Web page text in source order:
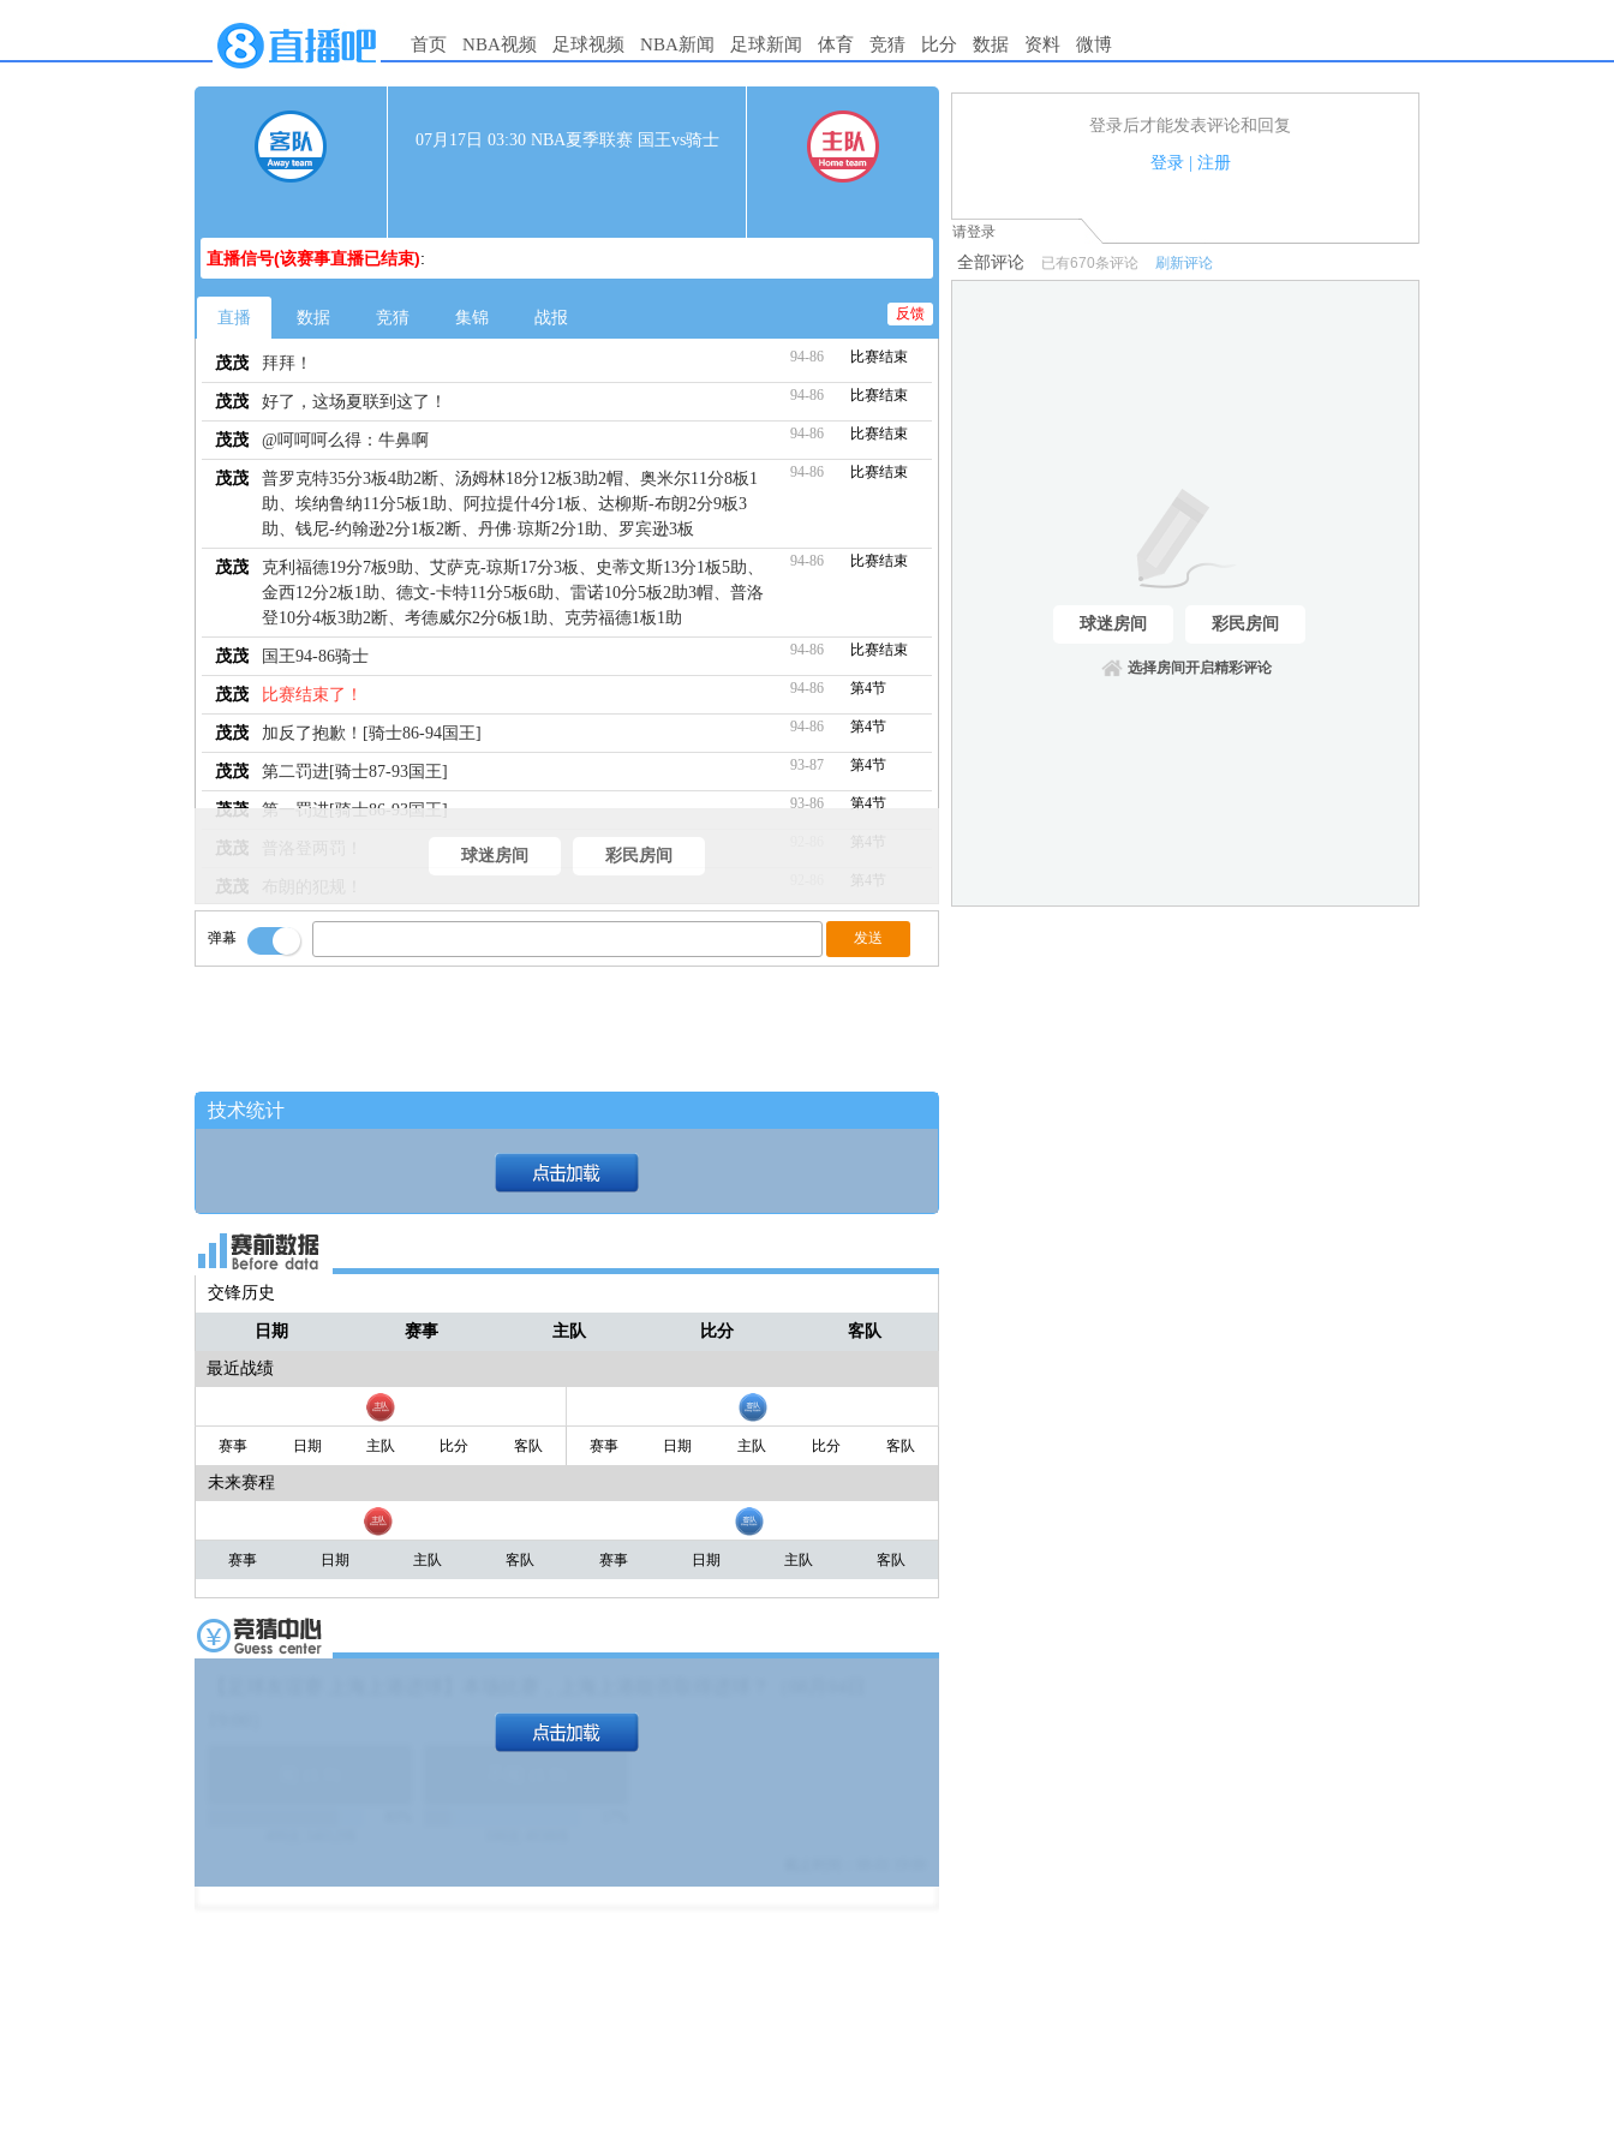
首页 NBA视频 足球视频 NBA新闻 足球新闻 体育 竞猜 比分 数据 资料 微博
07月17日 03:30 NBA夏季联赛 国王vs骑士
直播信号(该赛事直播已结束):
直播 数据 竞猜 集锦 战报 反馈
茂茂 拜拜！ 94-86 比赛结束
茂茂 好了，这场夏联到这了！ 94-86 比赛结束
茂茂 @呵呵呵么得：牛鼻啊 94-86 比赛结束
茂茂
普罗克特35分3板4助2断、汤姆林18分12板3助2帽、奥米尔11分8板1
助、埃纳鲁纳11分5板1助、阿拉提什4分1板、达柳斯-布朗2分9板3
助、钱尼-约翰逊2分1板2断、丹佛·琼斯2分1助、罗宾逊3板
94-86 比赛结束
茂茂
克利福德19分7板9助、艾萨克-琼斯17分3板、史蒂文斯13分1板5助、
金西12分2板1助、德文-卡特11分5板6助、雷诺10分5板2助3帽、普洛
登10分4板3助2断、考德威尔2分6板1助、克劳福德1板1助
94-86 比赛结束
茂茂 国王94-86骑士 94-86 比赛结束
茂茂 比赛结束了！ 94-86 第4节
茂茂 加反了抱歉！[骑士86-94国王] 94-86 第4节
茂茂 第二罚进[骑士87-93国王] 93-87 第4节
茂茂 第一罚进[骑士86-93国王] 93-86 第4节
茂茂 第4节
茂茂 第4节
就剩0.8秒！ 92-86 第4节
茂茂 骑士还来犯规啊！ 92-86 第4节
球迷房间 彩民房间
弹幕
技术统计
交锋历史
日期 赛事 主队 比分 客队
最近战绩
赛事 日期 主队 比分 客队 赛事 日期 主队 比分 客队
未来赛程
赛事 日期 主队 客队 赛事 日期 主队 客队
登录后才能发表评论和回复
登录| 注册
1.电脑端新用户可以发表评论了！
请登录
全部评论 已有670条评论 刷新评论
球迷房间 彩民房间
选择房间开启精彩评论